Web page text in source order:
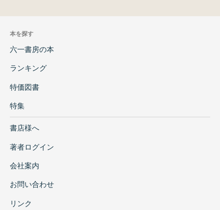
本を探す
六一書房の本
ランキング
特価図書
特集
書店様へ
著者ログイン
会社案内
お問い合わせ
リンク